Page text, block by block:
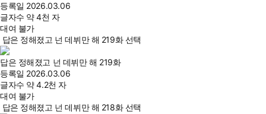
등록일 2026.03.06
글자수 약 4천 자
대여 불가
답은 정해졌고 넌 데뷔만 해 219화 선택
답은 정해졌고 넌 데뷔만 해 219화
등록일 2026.03.06
글자수 약 4.2천 자
대여 불가
답은 정해졌고 넌 데뷔만 해 218화 선택